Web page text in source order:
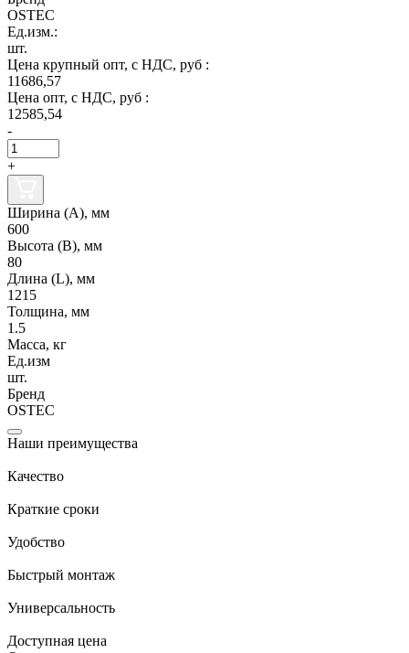
OSTEC
Ед.изм.:
шт.
Цена крупный опт, с НДС, руб :
11686,57
Цена опт, с НДС, руб :
12585,54
-
+
Ширина (А), мм
600
Высота (В), мм
80
Длина (L), мм
1215
Толщина, мм
1.5
Масса, кг
Ед.изм
шт.
Бренд
OSTEC
Наши преимущества
Качество
Краткие сроки
Удобство
Быстрый монтаж
Универсальность
Доступная цена